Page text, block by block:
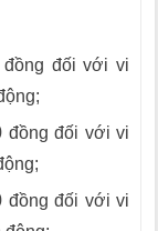
đồng đối với vi
đồng đối với vi
đồng đối với vi